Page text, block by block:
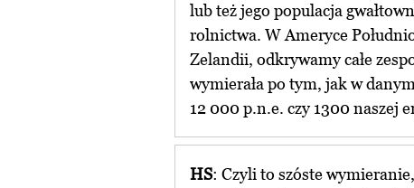
lub też jego populacja
rolnictwa. W Ameryce
Zelandii, odkrywamy całe
wymierała po tym, jak w
12 000 p.n.e. czy 1300 naszej
HS: Czyli to szóste